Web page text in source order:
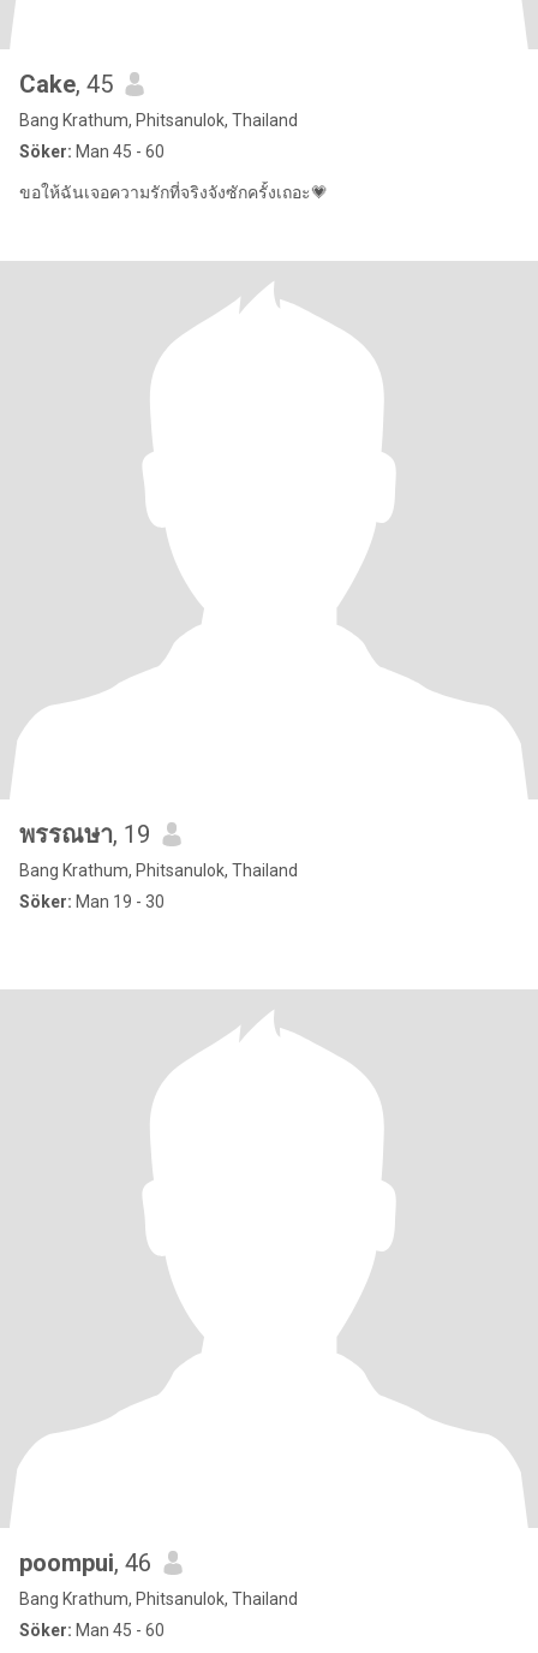
Cake, 45
Bang Krathum, Phitsanulok, Thailand
Söker: Man 45 - 60
ขอให้ฉันเจอความรักที่จริงจังซักครั้งเถอะ💗
พรรณษา, 19
Bang Krathum, Phitsanulok, Thailand
Söker: Man 19 - 30
poompui, 46
Bang Krathum, Phitsanulok, Thailand
Söker: Man 45 - 60